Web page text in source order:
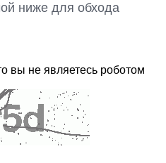
ниже для обхода
вы не являетесь роботом